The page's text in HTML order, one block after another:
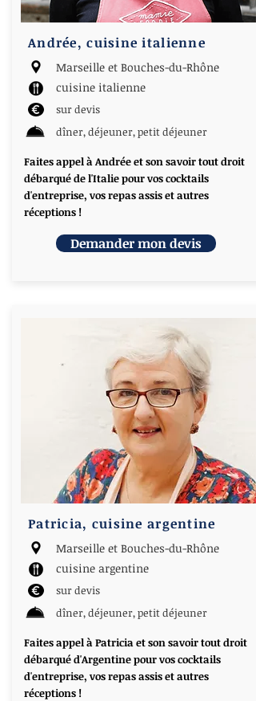
Andrée, cuisine italienne
Marseille et Bouches-du-Rhône
cuisine italienne
sur devis
dîner, déjeuner, petit déjeuner
Faites appel à Andrée et son savoir tout droit
débarqué de l'Italie pour vos cocktails
d'entreprise, vos repas assis et autres
réceptions !
Demander mon devis
Patricia, cuisine argentine
Marseille et Bouches-du-Rhône
cuisine argentine
sur devis
dîner, déjeuner, petit déjeuner
Faites appel à Patricia et son savoir tout droit
débarqué d'Argentine pour vos cocktails
d'entreprise, vos repas assis et autres
réceptions !